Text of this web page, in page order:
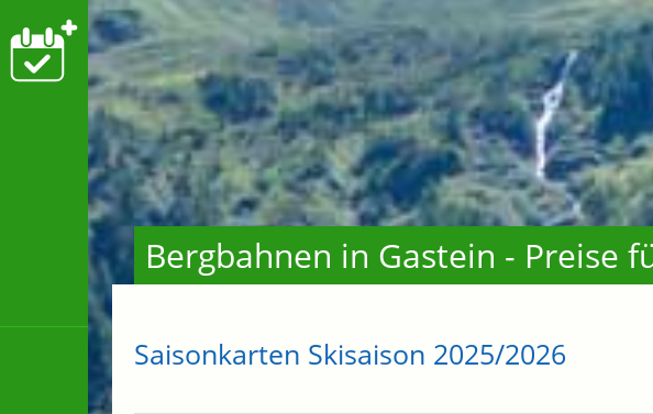
Bergbahnen in Gastein - Preise
Saisonkarten Skisaison 2025/2026